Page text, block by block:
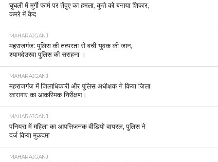
घुघली में मुर्गी फार्म पर तेंदुए का हमला, कुत्ते को बनाया शिकार,
कमरे में कैद
MAHARAJGANJ
महराजगंज: पुलिस की तत्परता से बची युवक की जान,
श्यामदेउरवा पुलिस की सराहना ।
MAHARAJGANJ
महराजगंज में जिलाधिकारी और पुलिस अधीक्षक ने किया जिला
कारागार का आकस्मिक निरीक्षण।
MAHARAJGANJ
पनियरा में महिला का आपत्तिजनक वीडियो वायरल, पुलिस ने
दर्ज किया मुकदमा
MAHARAJGANJ